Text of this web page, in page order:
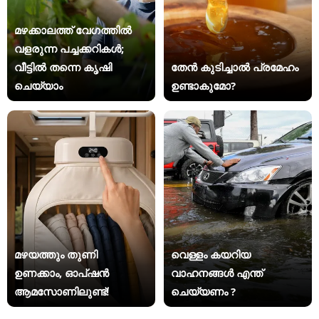
മഴക്കാലത്ത് വേഗത്തിൽ
വളരുന്ന പച്ചക്കറികൾ;
വീട്ടിൽ തന്നെ കൃഷി
ചെയ്യാം
തേൻ കുടിച്ചാൽ പ്രമേഹം
ഉണ്ടാകുമോ?
മഴയത്തും തുണി
ഉണക്കാം, ഓപ്ഷൻ
ആമസോണിലുണ്ട്!
വെള്ളം കയറിയ
വാഹനങ്ങൾ എന്ത്
ചെയ്യണം ?